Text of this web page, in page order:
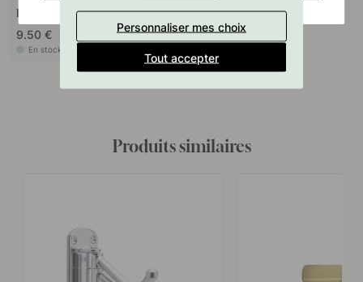
Bouton Sture - Plaqué Nickel
9.50 €
En stock
Produits similaires
Personnaliser mes choix
Tout accepter